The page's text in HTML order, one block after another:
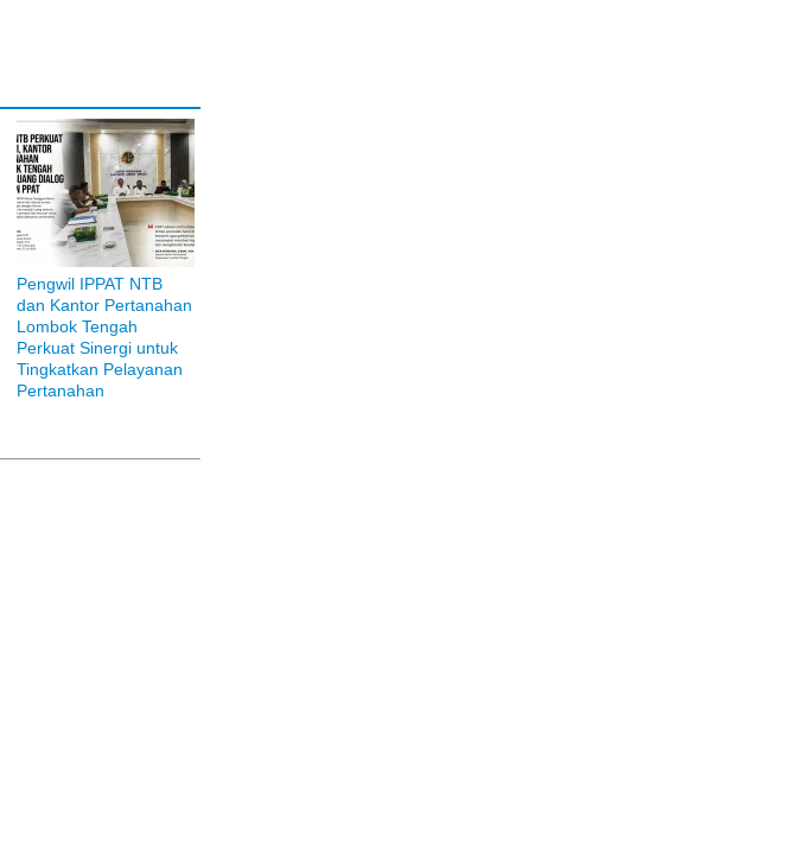
Pengwil IPPAT NTB
dan Kantor Pertanahan
Lombok Tengah
Perkuat Sinergi untuk
Tingkatkan Pelayanan
Pertanahan